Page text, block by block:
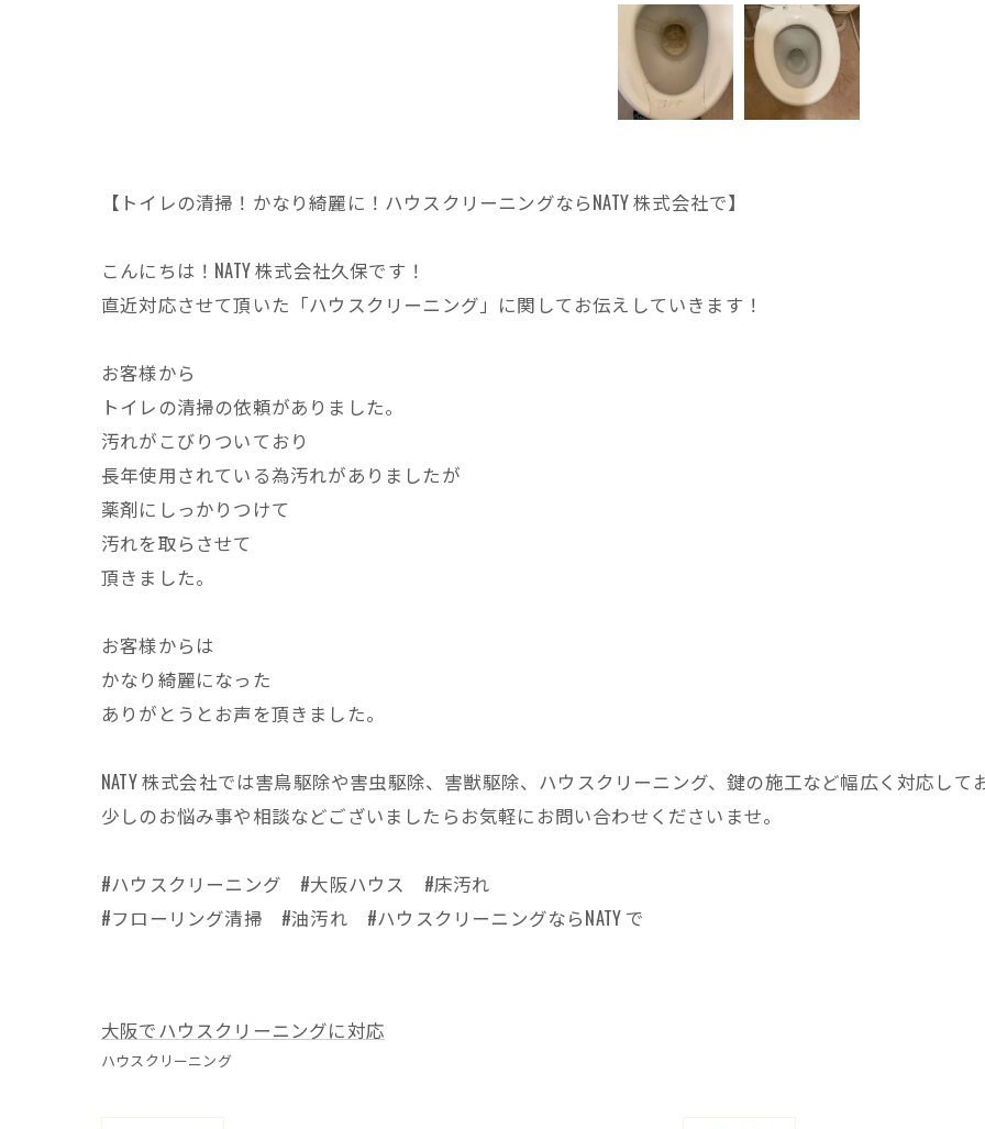
【トイレの清掃！かなり綺麗に！ハウスクリーニングならNATY 株式会社で】
こんにちは！NATY 株式会社久保です！
直近対応させて頂いた「ハウスクリーニング」に関してお伝えしていきます！
お客様から
トイレの清掃の依頼がありました。
汚れがこびりついており
長年使用されている為汚れがありましたが
薬剤にしっかりつけて
汚れを取らさせて
頂きました。
お客様からは
かなり綺麗になった
ありがとうとお声を頂きました。
NATY 株式会社では害鳥駆除や害虫駆除、害獣駆除、ハウスクリーニング、鍵の施工など幅広く対応して
少しのお悩み事や相談などございましたらお気軽にお問い合わせくださいませ。
#ハウスクリーニング #大阪ハウス #床汚れ
#フローリング清掃 #油汚れ #ハウスクリーニングならNATY で
大阪でハウスクリーニングに対応
ハウスクリーニング